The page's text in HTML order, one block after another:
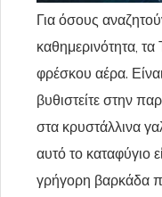
Για όσους
καθημερινότητα, τα
φρέσκου αέρα.
βυθιστείτε στην
στα κρυστάλλινα
αυτό το καταφύγιο
γρήγορη βαρκάδα